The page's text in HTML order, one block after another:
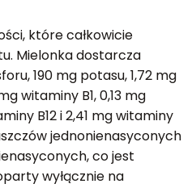
które całkowicie
Mielonka dostarcza
190 mg potasu, 1,72 mg
witaminy B1, 0,13 mg
B12 i 2,41 mg witaminy
jednonienasyconych
co jest
wyłącznie na